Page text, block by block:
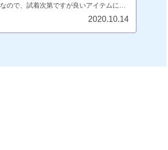
ので、試着次第ですが良いアイテムにな
2020.10.14